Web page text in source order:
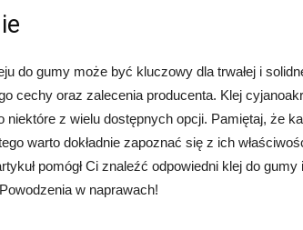
do gumy może być kluczowy dla trwałej i
cechy oraz zalecenia producenta. Klej
niektóre z wielu dostępnych opcji. Pamiętaj, że
warto dokładnie zapoznać się z ich
pomógł Ci znaleźć odpowiedni klej do gumy
w naprawach!